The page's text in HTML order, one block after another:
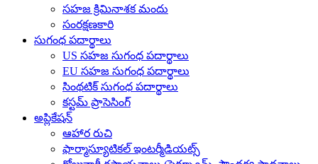
సహజ క్రిమినాశక మందు
సంరక్షణకారి
సుగంధ పదార్థాలు
US సహజ సుగంధ పదార్థాలు
EU సహజ సుగంధ పదార్థాలు
సింథటిక్ సుగంధ పదార్థాలు
కస్టమ్ ప్రాసెసింగ్
అప్లికేషన్
ఆహార రుచి
ఫార్మాస్యూటికల్ ఇంటర్మీడియట్స్